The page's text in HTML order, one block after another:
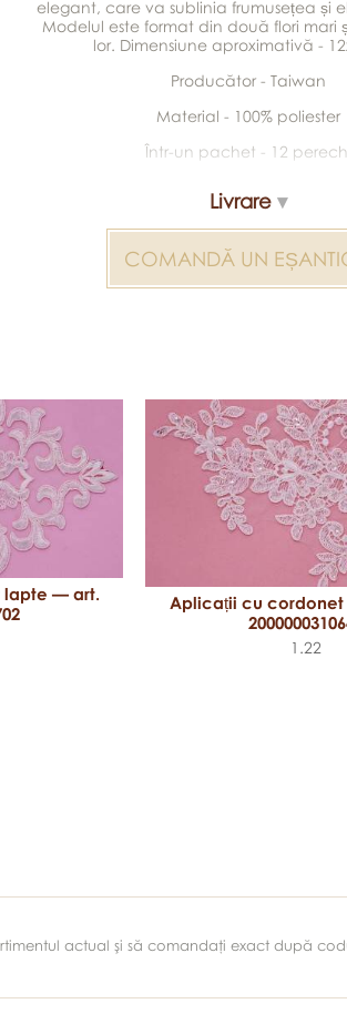
elegant, care va sublinia frumusețea și
Modelul este format din două flori mari
lor. Dimensiune aproximativă -
Producător - Taiwan
Material - 100% poliester
Într-un pachet - 12
Livrare
COMANDĂ UN
lapte — art.
Aplicații cu
1.22
actual şi să comandaţi exact după